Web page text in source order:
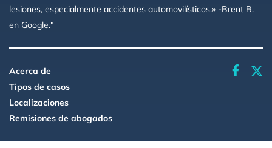
lesiones, especialmente accidentes automovilísticos.» -Brent B.
en Google."
Acerca de
Tipos de casos
Localizaciones
Remisiones de abogados